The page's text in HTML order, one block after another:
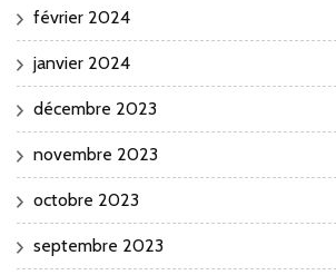
février 2024
janvier 2024
décembre 2023
novembre 2023
octobre 2023
septembre 2023